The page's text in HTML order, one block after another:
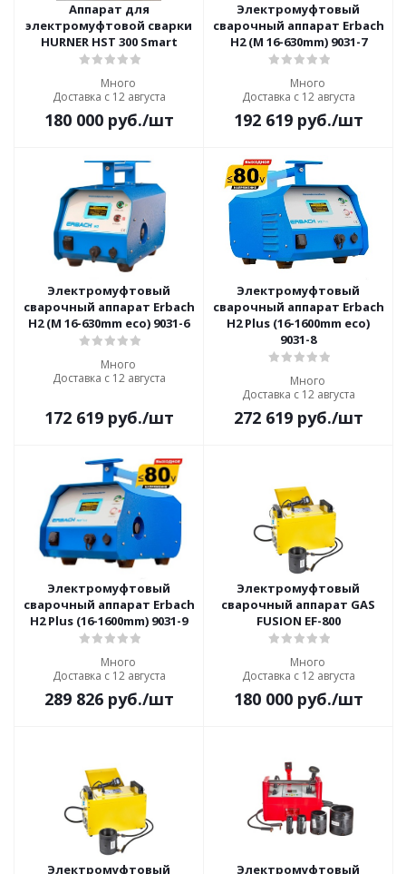
Аппарат для
электромуфтовой сварки
HURNER HST 300 Smart
Много
Доставка с 12 августа
180 000руб./шт
Электромуфтовый
сварочный аппарат Erbach
H2 (M 16-630mm) 9031-7
Много
Доставка с 12 августа
192 619руб./шт
Электромуфтовый
сварочный аппарат Erbach
H2 (M 16-630mm eco) 9031-6
Много
Доставка с 12 августа
172 619руб./шт
Электромуфтовый
сварочный аппарат Erbach
H2 Plus (16-1600mm eco)
9031-8
Много
Доставка с 12 августа
272 619руб./шт
Электромуфтовый
сварочный аппарат Erbach
H2 Plus (16-1600mm) 9031-9
Много
Доставка с 12 августа
289 826руб./шт
Электромуфтовый
сварочный аппарат GAS
FUSION EF-800
Много
Доставка с 12 августа
180 000руб./шт
Электромуфтовый Электромуфтовый